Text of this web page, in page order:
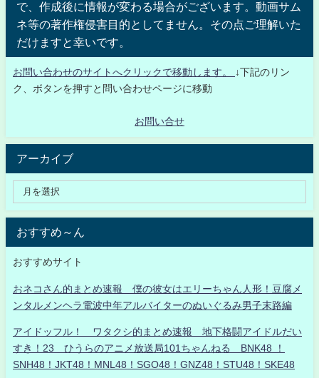
で、作成後に情報が変わる場合がございます。動画サム
ネ等の著作権侵害目的としてません。その点ご理解いた
だけますと幸いです。
お問い合わせのサイトへクリックで移動します。
↓下記のリン
ク、ボタンを押すと問い合わせページに移動
お問い合せ
アーカイブ
おすすめ～ん
おすすめサイト
おネコさん的まとめ速報 僕の彼女はエリーちゃん人形！豆腐メ
ンタルメンヘラ電波中年アルバイターのぬいぐるみ男子末路編
アイドッフル！ ワタクシ的まとめ速報 地下格闘アイドルだい
すき！23 ひうらのアニメ放送局101ちゃんねる BNK48 ！
SNH48！JKT48！MNL48！SGO48！GNZ48！STU48！SKE48